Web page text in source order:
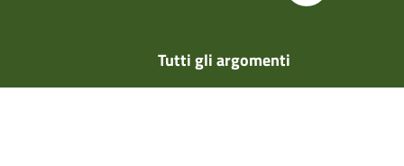
Tutti gli argomenti